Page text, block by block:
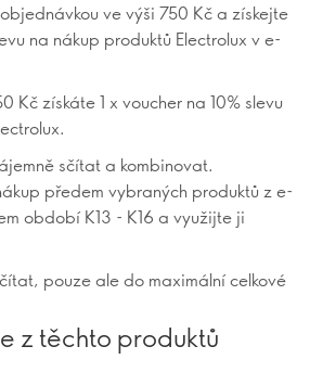
ve výši 750 Kč a získejte
na nákup produktů Electrolux v e-
Kč získáte 1 x voucher na 10% slevu
sčítat a kombinovat.
předem vybraných produktů z e-
období K13 - K16 a využijte ji
pouze ale do maximální celkové
z těchto produktů